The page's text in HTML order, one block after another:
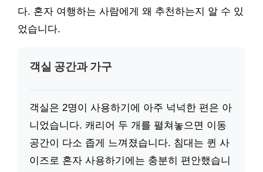
다. 혼자 여행하는 사람에게 왜 추천하는지 알 수 있
었습니다.
객실 공간과 가구
객실은 2명이 사용하기에 아주 넉넉한 편은 아
니었습니다. 캐리어 두 개를 펼쳐놓으면 이동
공간이 다소 좁게 느껴졌습니다. 침대는 퀸 사
이즈로 혼자 사용하기에는 충분히 편안했습니